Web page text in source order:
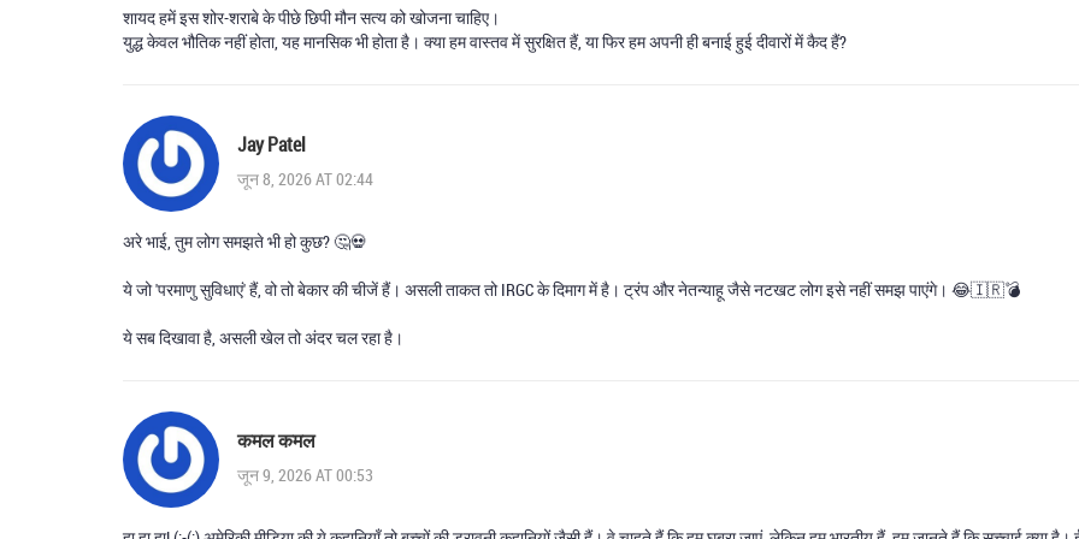
शायद हमें इस शोर-शराबे के पीछे छिपी मौन सत्य को खोजना चाहिए।
युद्ध केवल भौतिक नहीं होता, यह मानसिक भी होता है। क्या हम वास्तव में सुरक्षित हैं, या फिर हम अपनी ही बनाई हुई दीवारों में कैद हैं?
Jay Patel
जून 8, 2026 AT 02:44
अरे भाई, तुम लोग समझते भी हो कुछ? 🤔💀
ये जो 'परमाणु सुविधाएं' हैं, वो तो बेकार की चीजें हैं। असली ताकत तो IRGC के दिमाग में है। ट्रंप और नेतन्याहू जैसे नटखट लोग इसे नहीं समझ पाएंगे। 😂🇮🇷💣
ये सब दिखावा है, असली खेल तो अंदर चल रहा है।
कमल कमल
जून 9, 2026 AT 00:53